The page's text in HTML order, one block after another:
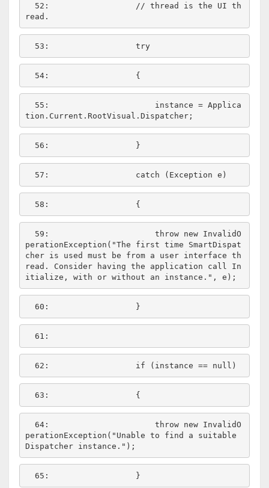
  52:
// thread is the UI th
read.
  53:
try
  54:
  55:
                    instance = Applica
  56:
  57:
catch
  58:
  59:
throw new InvalidO
perationException( "The first time SmartDispat
cher is used must be from a user interface th
read. Consider having the application call In
itialize, with or without an instance."
  60:
  61:
  62:
if (instance == null
  63:
  64:
throw new InvalidO
perationException( "Unable to find a suitable
Dispatcher instance."
  65: